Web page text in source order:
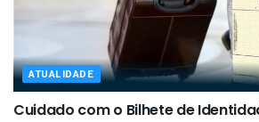
ATUALIDADE
Cuidado com o Bilhete de